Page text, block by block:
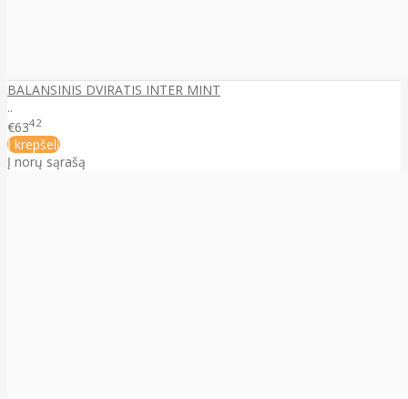
BALANSINIS DVIRATIS INTER MINT
..
€6342
Į krepšelį
Į norų sąrašą